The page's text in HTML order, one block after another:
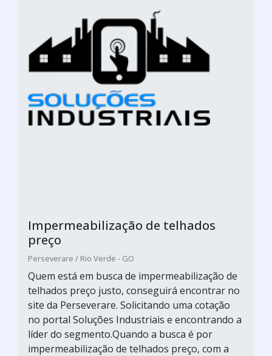
Impermeabilização de telhados
preço
Perseverare / Rio Verde - GO
Quem está em busca de impermeabilização de
telhados preço justo, conseguirá encontrar no
site da Perseverare. Solicitando uma cotação
no portal Soluções Industriais e encontrando a
líder do segmento.Quando a busca é por
impermeabilização de telhados preço, com a